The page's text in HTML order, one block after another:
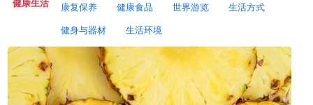
健康生活 康复保养 健康食品 世界游览
生活方式
健身与器材
生活环境